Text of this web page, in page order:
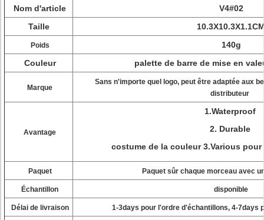
Nom d'article
V4#02
Taille
Poids
140g
Couleur
palette de barre de mise en
Marque
Sans n'importe quel logo, peut être adaptée aux
distributeur
Avantage
1.Waterproof
2. Durable
costume de la couleur 3.Various
Paquet Paquet sûr chaque morceau avec
Échantillon disponible
Délai de livraison 1-3days pour l'ordre d'échantillons, 4-7days